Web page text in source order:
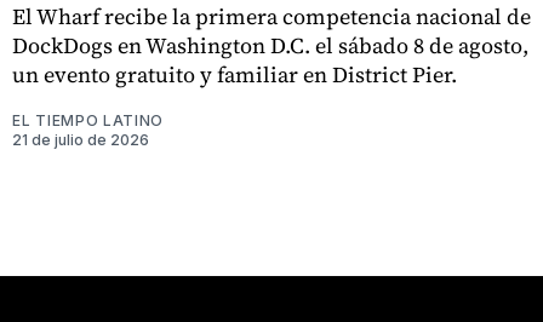
El Wharf recibe la primera competencia nacional de
DockDogs en Washington D.C. el sábado 8 de agosto,
un evento gratuito y familiar en District Pier.
EL TIEMPO LATINO
21 de julio de 2026